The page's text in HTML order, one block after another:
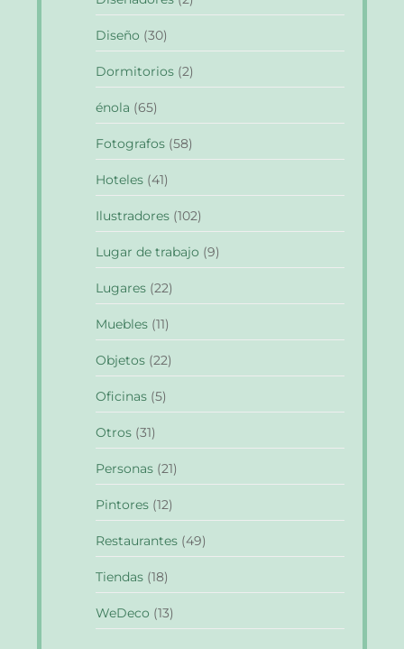
Diseño (30)
Dormitorios (2)
énola (65)
Fotografos (58)
Hoteles (41)
Ilustradores (102)
Lugar de trabajo (9)
Lugares (22)
Muebles (11)
Objetos (22)
Oficinas (5)
Otros (31)
Personas (21)
Pintores (12)
Restaurantes (49)
Tiendas (18)
WeDeco (13)